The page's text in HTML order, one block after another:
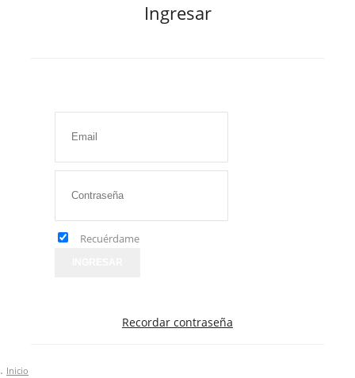
Ingresar
Recuérdame
Recordar contraseña
Inicio